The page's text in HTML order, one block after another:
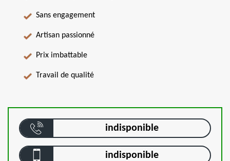
Sans engagement
Artisan passionné
Prix imbattable
Travail de qualité
indisponible
indisponible